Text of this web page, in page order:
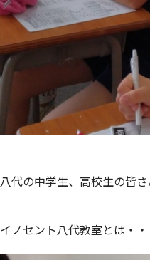
八代の中学生、高校生の皆さ
イノセント八代教室とは・・